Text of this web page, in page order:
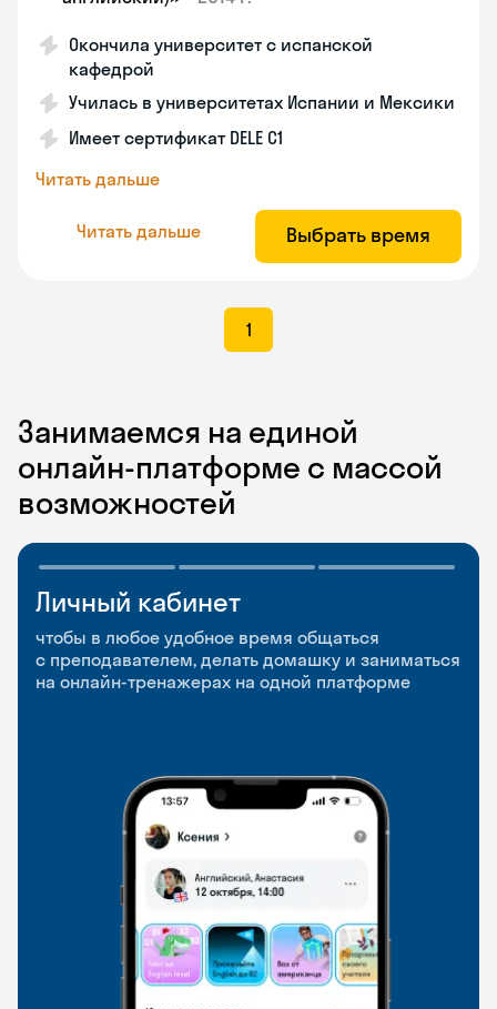
Окончила университет с испанской
кафедрой
Училась в университетах Испании и Мексики
Имеет сертификат DELE C1
Читать дальше
Читать дальше Выбрать время
1
Занимаемся на единой
онлайн-платформе с массой
возможностей
Личный кабинет
чтобы в любое удобное время общаться
с преподавателем, делать домашку и заниматься
на онлайн-тренажерах на одной платформе
Мобильное
приложение
чтобы заниматься и изучать новые слова где
и когда удобно
Разговорные клубы
и Talks
Групповые занятия для разговорной практики
и индивидуальные встречи с преподавателями